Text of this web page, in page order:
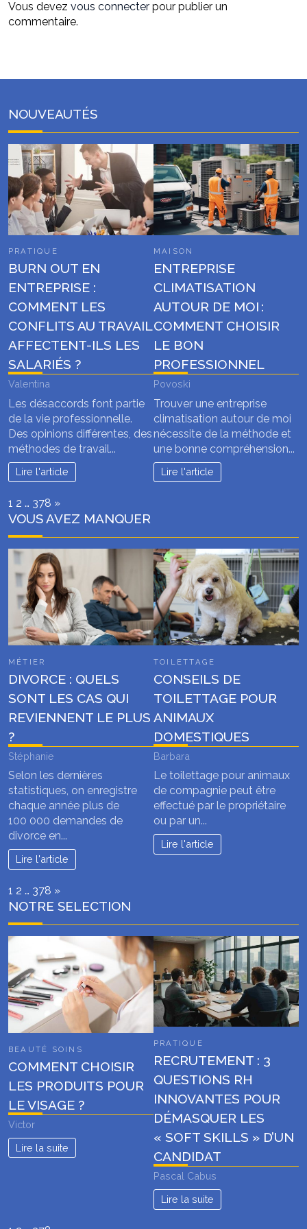
Vous devez vous connecter pour publier un
commentaire.
NOUVEAUTÉS
PRATIQUE
BURN OUT EN
ENTREPRISE :
COMMENT LES
CONFLITS AU TRAVAIL
AFFECTENT-ILS LES
SALARIÉS ?
Valentina
Les désaccords font partie
de la vie professionnelle.
Des opinions différentes, des
méthodes de travail...
Lire l'article
MAISON
ENTREPRISE
CLIMATISATION
AUTOUR DE MOI :
COMMENT CHOISIR
LE BON
PROFESSIONNEL
Povoski
Trouver une entreprise
climatisation autour de moi
nécessite de la méthode et
une bonne compréhension...
Lire l'article
Page:
1 2 … 378 Next
»
VOUS AVEZ MANQUER
MÉTIER
DIVORCE : QUELS
SONT LES CAS QUI
REVIENNENT LE PLUS
?
Stéphanie
Selon les dernières
statistiques, on enregistre
chaque année plus de
100 000 demandes de
divorce en...
Lire l'article
TOILETTAGE
CONSEILS DE
TOILETTAGE POUR
ANIMAUX
DOMESTIQUES
Barbara
Le toilettage pour animaux
de compagnie peut être
effectué par le propriétaire
ou par un...
Lire l'article
Page:
1 2 … 378 Next
»
NOTRE SELECTION
BEAUTÉ SOINS
COMMENT CHOISIR
LES PRODUITS POUR
LE VISAGE ?
Victor
Lire la suite
PRATIQUE
RECRUTEMENT : 3
QUESTIONS RH
INNOVANTES POUR
DÉMASQUER LES
« SOFT SKILLS » D’UN
CANDIDAT
Pascal Cabus
Lire la suite